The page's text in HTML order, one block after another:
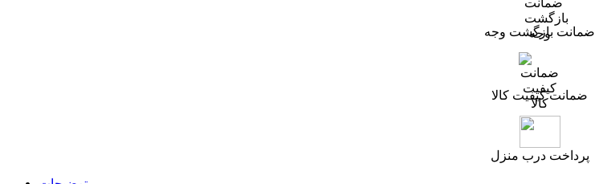
ضمانت بازگشت وجه
ضمانت کیفیت کالا
پرداخت درب منزل